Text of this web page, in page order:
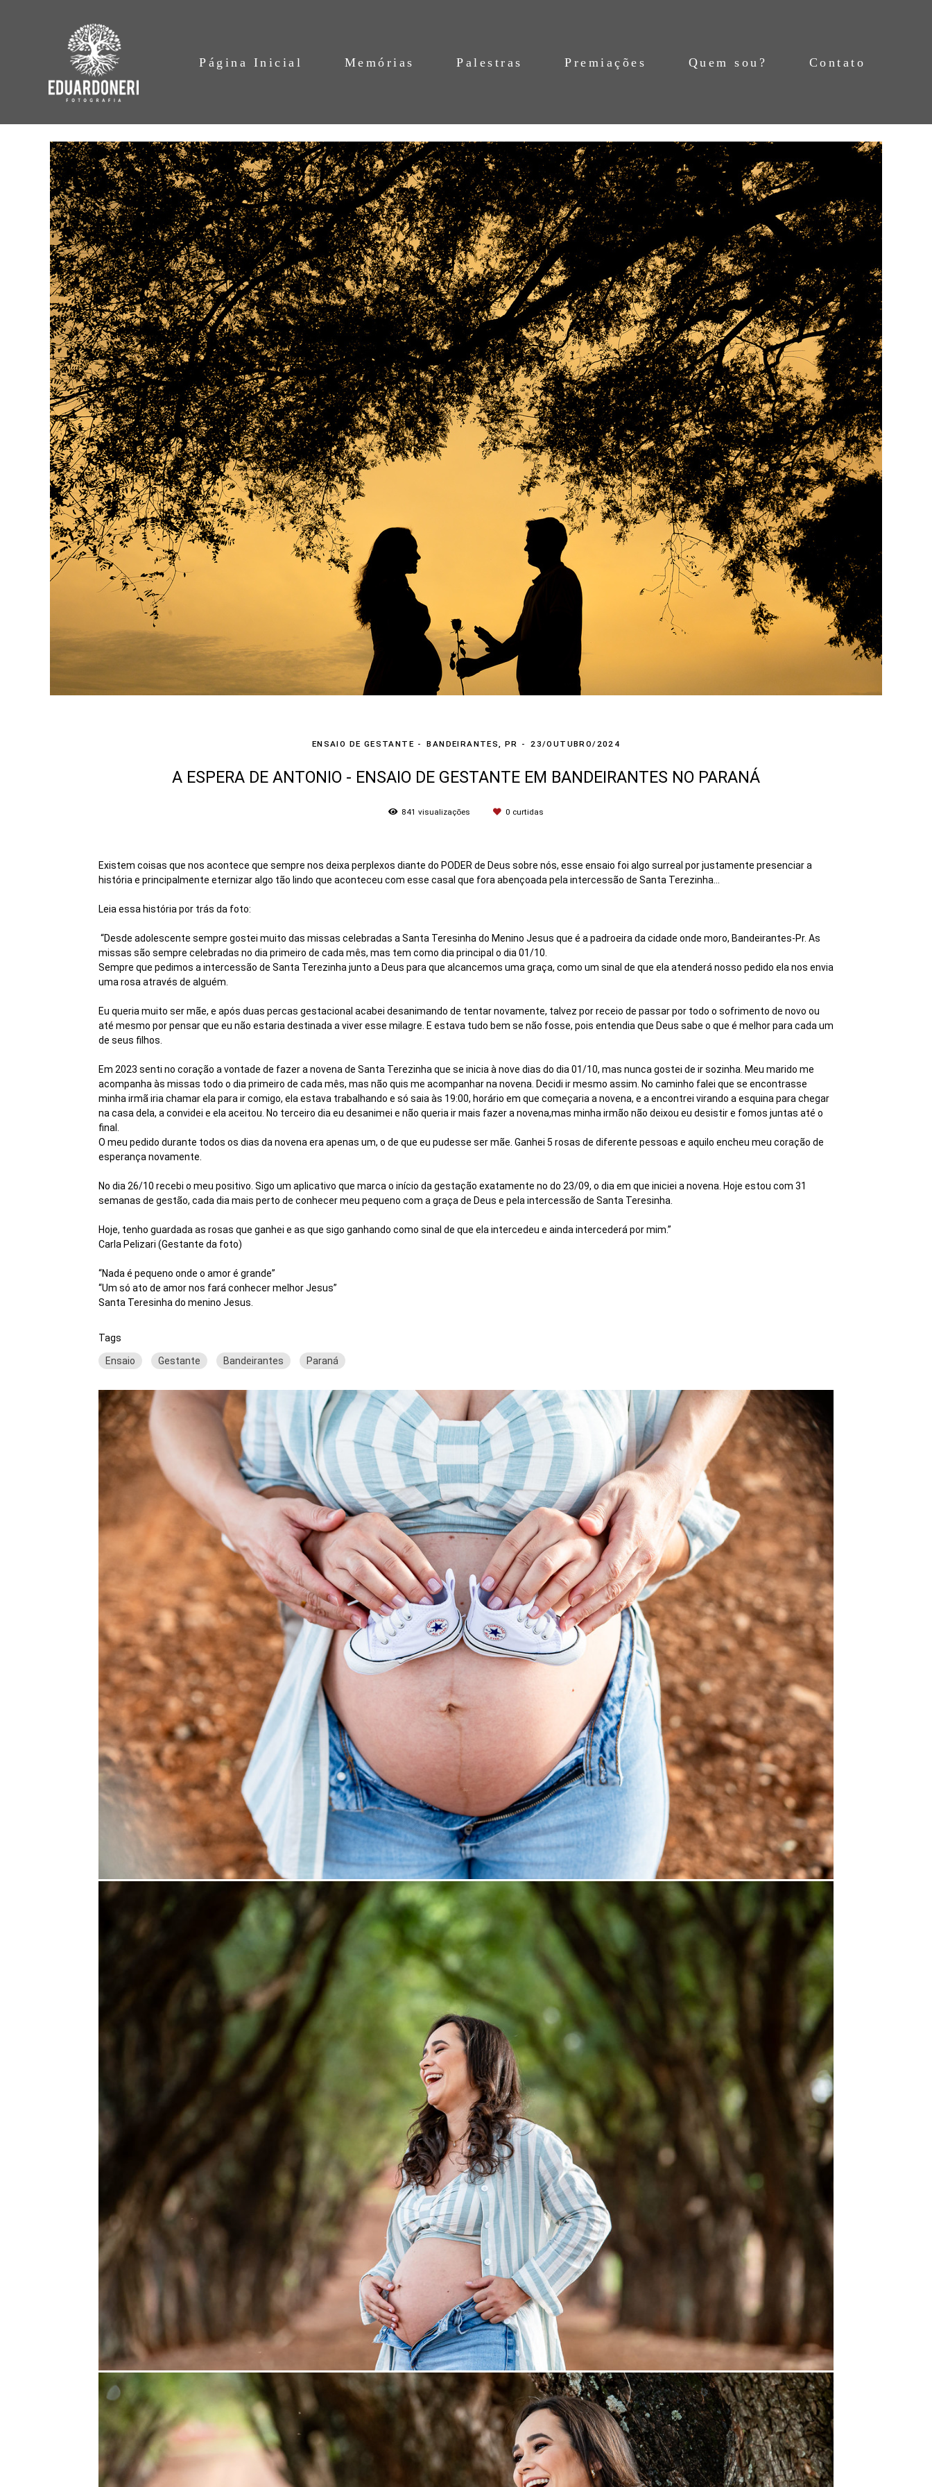
Página Inicial Memórias Palestras Premiações Quem sou? Contato
ENSAIO DE GESTANTE BANDEIRANTES, PR 23/OUTUBRO/2024
A ESPERA DE ANTONIO - ENSAIO DE GESTANTE EM BANDEIRANTES NO PARANÁ
841 visualizações 0 curtidas
Existem coisas que nos acontece que sempre nos deixa perplexos diante do PODER de Deus sobre nós, esse ensaio foi algo surreal por justamente presenciar a
história e principalmente eternizar algo tão lindo que aconteceu com esse casal que fora abençoada pela intercessão de Santa Terezinha...
Leia essa história por trás da foto:
“Desde adolescente sempre gostei muito das missas celebradas a Santa Teresinha do Menino Jesus que é a padroeira da cidade onde moro, Bandeirantes-Pr. As
missas são sempre celebradas no dia primeiro de cada mês, mas tem como dia principal o dia 01/10.
Sempre que pedimos a intercessão de Santa Terezinha junto a Deus para que alcancemos uma graça, como um sinal de que ela atenderá nosso pedido ela nos envia
uma rosa através de alguém.
Eu queria muito ser mãe, e após duas percas gestacional acabei desanimando de tentar novamente, talvez por receio de passar por todo o sofrimento de novo ou
até mesmo por pensar que eu não estaria destinada a viver esse milagre. E estava tudo bem se não fosse, pois entendia que Deus sabe o que é melhor para cada um
de seus filhos.
Em 2023 senti no coração a vontade de fazer a novena de Santa Terezinha que se inicia à nove dias do dia 01/10, mas nunca gostei de ir sozinha. Meu marido me
acompanha às missas todo o dia primeiro de cada mês, mas não quis me acompanhar na novena. Decidi ir mesmo assim. No caminho falei que se encontrasse
minha irmã iria chamar ela para ir comigo, ela estava trabalhando e só saia às 19:00, horário em que começaria a novena, e a encontrei virando a esquina para chegar
na casa dela, a convidei e ela aceitou. No terceiro dia eu desanimei e não queria ir mais fazer a novena,mas minha irmão não deixou eu desistir e fomos juntas até o
final.
O meu pedido durante todos os dias da novena era apenas um, o de que eu pudesse ser mãe. Ganhei 5 rosas de diferente pessoas e aquilo encheu meu coração de
esperança novamente.
No dia 26/10 recebi o meu positivo. Sigo um aplicativo que marca o início da gestação exatamente no do 23/09, o dia em que iniciei a novena. Hoje estou com 31
semanas de gestão, cada dia mais perto de conhecer meu pequeno com a graça de Deus e pela intercessão de Santa Teresinha.
Hoje, tenho guardada as rosas que ganhei e as que sigo ganhando como sinal de que ela intercedeu e ainda intercederá por mim.”
Carla Pelizari (Gestante da foto)
“Nada é pequeno onde o amor é grande”
“Um só ato de amor nos fará conhecer melhor Jesus”
Santa Teresinha do menino Jesus.
Tags
Ensaio Gestante Bandeirantes Paraná